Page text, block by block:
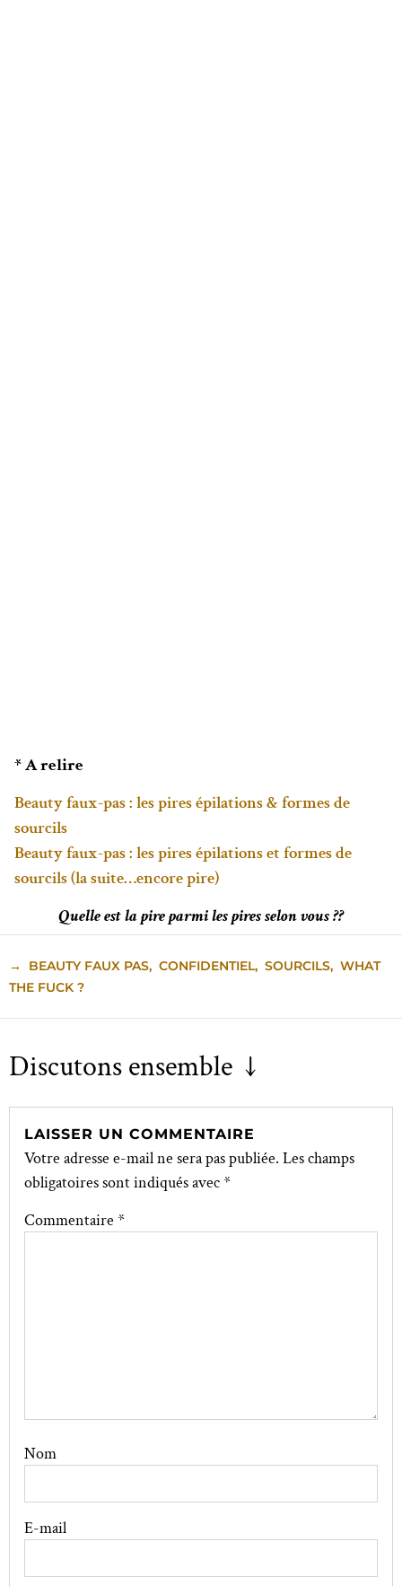
* A relire
Beauty faux-pas : les pires épilations & formes de
sourcils
Beauty faux-pas : les pires épilations et formes de
sourcils (la suite…encore pire)
Quelle est la pire parmi les pires selon vous ??
→ BEAUTY FAUX PAS, CONFIDENTIEL, SOURCILS, WHAT
THE FUCK ?
Discutons ensemble ↓
LAISSER UN COMMENTAIRE
Votre adresse e-mail ne sera pas publiée. Les champs
obligatoires sont indiqués avec*
Commentaire *
Nom
E-mail